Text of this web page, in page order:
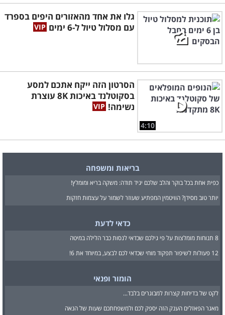
גלו את אחד מהאזורים היפים בספרד
עם מסלול טיול ל-6 ימים
4:10
הסרטון הזה ייקח אתכם למסע
בסקוטלנד באיכות 8K עוצרת
נשימה!
בריאות ומשפחה
כפית אחת בכל בוקר והלב שלכם יגיד תודה: משקה בריא ומומלץ!
יותר טוב מסידן? הוויטמין המפתיע שעוזר לשמור על עצמות חזקות
כדאי לדעת
8 תנוחות מומלצות על פי גילכם שכדאי לנסות כבר הלילה במיטה
12 פעולות לשיפור תפקוד מוחי שכדאי לכם לבצע, במיוחד את 6!
הומור ופנאי
לקט של בדיחות קצרות למבוגרים בלבד...
מאגר הפאזלים הענק הזה יספק לכם ולמשפחתכם שעות של הנאה